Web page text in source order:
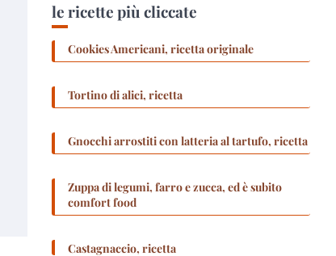
le ricette più cliccate
Cookies Americani, ricetta originale
Tortino di alici, ricetta
Gnocchi arrostiti con latteria al tartufo, ricetta
Zuppa di legumi, farro e zucca, ed è subito
comfort food
Castagnaccio, ricetta